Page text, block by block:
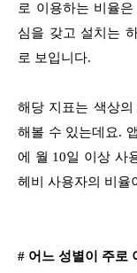
로 이용하는 비율
심을 갖고 설치는
로 보입니다.
해당 지표는 색상
해볼 수 있는데요.
에 월 10일 이상 사
헤비 사용자의 비율
# 어느 성별이 주로